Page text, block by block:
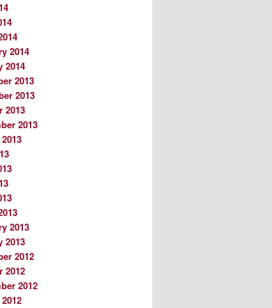
2014
2014
2013
2013
2013
2013
2013
2013
2012
2012
2012